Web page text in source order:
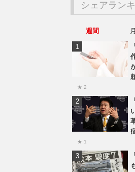
シェアラン
週間
★ 2
★ 1